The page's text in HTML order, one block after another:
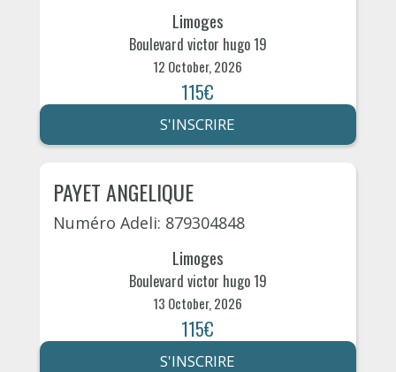
Limoges
Boulevard victor hugo 19
12 October, 2026
115€
S'INSCRIRE
PAYET ANGELIQUE
Numéro Adeli: 879304848
Limoges
Boulevard victor hugo 19
13 October, 2026
115€
S'INSCRIRE